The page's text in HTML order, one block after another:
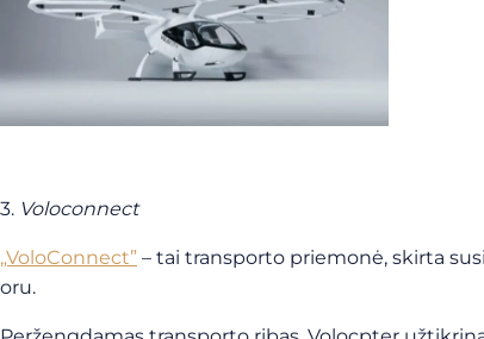
3. Voloconnect
„VoloConnect” – tai transporto priemonė, skirta
oru.